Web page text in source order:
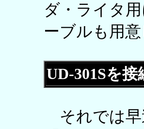
ダ・ライタ
ーブルも用意
UD-301Sを接
それでは早